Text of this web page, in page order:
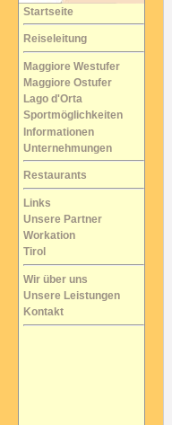
Startseite
Reiseleitung
Maggiore Westufer
Maggiore Ostufer
Lago d'Orta
Sportmöglichkeiten
Informationen
Unternehmungen
Restaurants
Links
Unsere Partner
Workation
Tirol
Wir über uns
Unsere Leistungen
Kontakt